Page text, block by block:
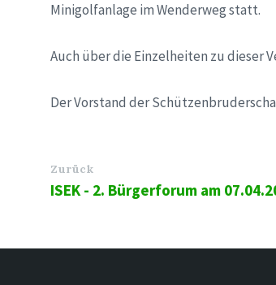
Minigolfanlage im Wenderweg statt.
Auch über die Einzelheiten zu dieser
Der Vorstand der
Zurück
ISEK - 2. Bürgerforum am